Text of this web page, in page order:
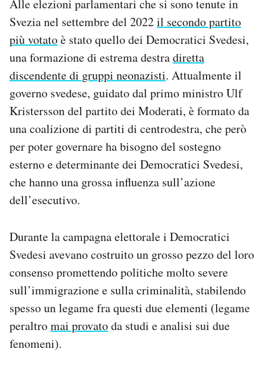
Alle elezioni parlamentari che si sono tenute in
Svezia nel settembre del 2022il secondo partito
più votatoè stato quello dei Democratici Svedesi,
una formazione di estrema destradiretta
discendente di gruppi neonazisti. Attualmente il
governo svedese, guidato dal primo ministro Ulf
Kristersson del partito dei Moderati, è formato da
una coalizione di partiti di centrodestra, che però
per poter governare ha bisogno del sostegno
esterno e determinante dei Democratici Svedesi,
che hanno una grossa influenza sull’azione
dell’esecutivo.
Durante la campagna elettorale i Democratici
Svedesi avevano costruito un grosso pezzo del loro
consenso promettendo politiche molto severe
sull’immigrazione e sulla criminalità, stabilendo
spesso un legame fra questi due elementi (legame
peraltromai provatoda studi e analisi sui due
fenomeni).